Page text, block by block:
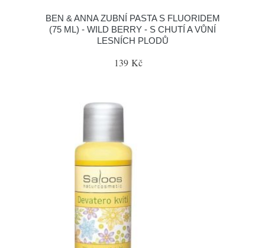
BEN & ANNA ZUBNÍ PASTA S FLUORIDEM
(75 ML) - WILD BERRY - S CHUTÍ A VŮNÍ
LESNÍCH PLODŮ
139 Kč